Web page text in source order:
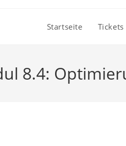
Startseite Tickets
8.4: